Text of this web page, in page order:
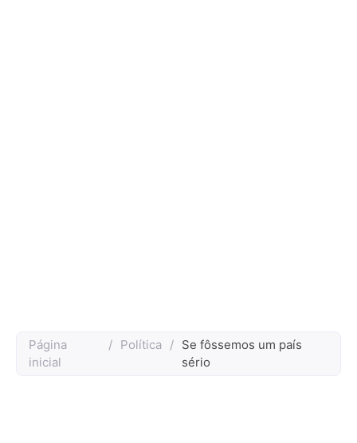
Página
inicial
/ Política / Se fôssemos um país
sério